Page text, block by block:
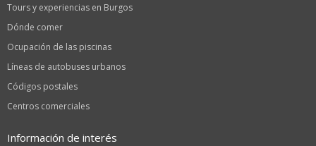
Tours y experiencias en Burgos
Dónde comer
Ocupación de las piscinas
Líneas de autobuses urbanos
Códigos postales
Centros comerciales
Información de interés